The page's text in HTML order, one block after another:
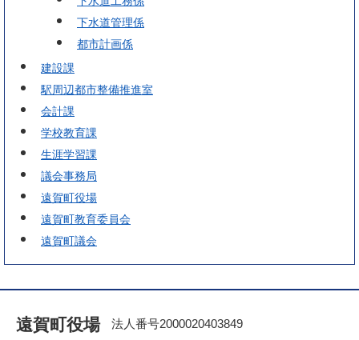
下水道管理係
都市計画係
建設課
駅周辺都市整備推進室
会計課
学校教育課
生涯学習課
議会事務局
遠賀町役場
遠賀町教育委員会
遠賀町議会
遠賀町役場 法人番号2000020403849